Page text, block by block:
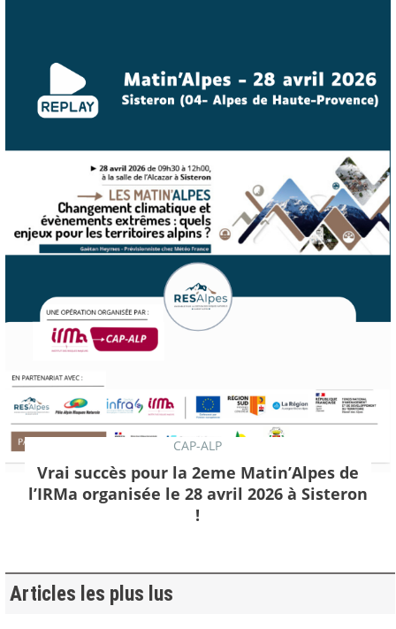
CAP-ALP
Vrai succès pour la 2eme Matin’Alpes de
l’IRMa organisée le 28 avril 2026 à Sisteron
!
Articles les plus lus